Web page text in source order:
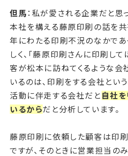
但馬：私が愛される企業だと思
本社を構える藤原印刷の話を共
年にわたる印刷不況のなかであ
しく、「藤原印刷さんに印刷して
客が松本に訪ねてくるような会
いるのは、印刷をする会社とい
活動に伴走する会社だと 自社
いるからだと分析しています。
藤原印刷に依頼した顧客は印
ですが、そのときに営業担当の